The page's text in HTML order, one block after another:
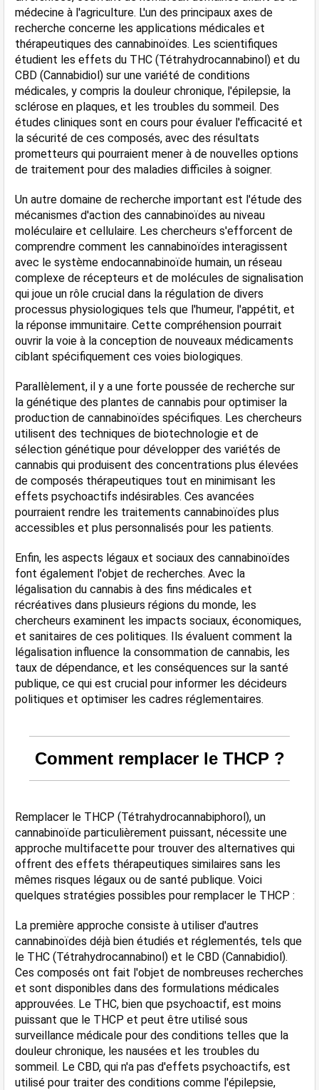
médecine à l'agriculture. L'un des principaux axes de
recherche concerne les applications médicales et
thérapeutiques des cannabinoïdes. Les scientifiques
étudient les effets du THC (Tétrahydrocannabinol) et du
CBD (Cannabidiol) sur une variété de conditions
médicales, y compris la douleur chronique, l'épilepsie, la
sclérose en plaques, et les troubles du sommeil. Des
études cliniques sont en cours pour évaluer l'efficacité et
la sécurité de ces composés, avec des résultats
prometteurs qui pourraient mener à de nouvelles options
de traitement pour des maladies difficiles à soigner.
Un autre domaine de recherche important est l'étude des
mécanismes d'action des cannabinoïdes au niveau
moléculaire et cellulaire. Les chercheurs s'efforcent de
comprendre comment les cannabinoïdes interagissent
avec le système endocannabinoïde humain, un réseau
complexe de récepteurs et de molécules de signalisation
qui joue un rôle crucial dans la régulation de divers
processus physiologiques tels que l'humeur, l'appétit, et
la réponse immunitaire. Cette compréhension pourrait
ouvrir la voie à la conception de nouveaux médicaments
ciblant spécifiquement ces voies biologiques.
Parallèlement, il y a une forte poussée de recherche sur
la génétique des plantes de cannabis pour optimiser la
production de cannabinoïdes spécifiques. Les chercheurs
utilisent des techniques de biotechnologie et de
sélection génétique pour développer des variétés de
cannabis qui produisent des concentrations plus élevées
de composés thérapeutiques tout en minimisant les
effets psychoactifs indésirables. Ces avancées
pourraient rendre les traitements cannabinoïdes plus
accessibles et plus personnalisés pour les patients.
Enfin, les aspects légaux et sociaux des cannabinoïdes
font également l'objet de recherches. Avec la
légalisation du cannabis à des fins médicales et
récréatives dans plusieurs régions du monde, les
chercheurs examinent les impacts sociaux, économiques,
et sanitaires de ces politiques. Ils évaluent comment la
légalisation influence la consommation de cannabis, les
taux de dépendance, et les conséquences sur la santé
publique, ce qui est crucial pour informer les décideurs
politiques et optimiser les cadres réglementaires.
Comment remplacer le THCP ?
Remplacer le THCP (Tétrahydrocannabiphorol), un
cannabinoïde particulièrement puissant, nécessite une
approche multifacette pour trouver des alternatives qui
offrent des effets thérapeutiques similaires sans les
mêmes risques légaux ou de santé publique. Voici
quelques stratégies possibles pour remplacer le THCP :
La première approche consiste à utiliser d'autres
cannabinoïdes déjà bien étudiés et réglementés, tels que
le THC (Tétrahydrocannabinol) et le CBD (Cannabidiol).
Ces composés ont fait l'objet de nombreuses recherches
et sont disponibles dans des formulations médicales
approuvées. Le THC, bien que psychoactif, est moins
puissant que le THCP et peut être utilisé sous
surveillance médicale pour des conditions telles que la
douleur chronique, les nausées et les troubles du
sommeil. Le CBD, qui n'a pas d'effets psychoactifs, est
utilisé pour traiter des conditions comme l'épilepsie,